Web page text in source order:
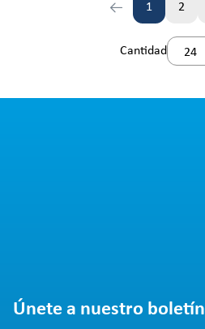
Página
1 2
Cantidad
Únete a nuestro boletín